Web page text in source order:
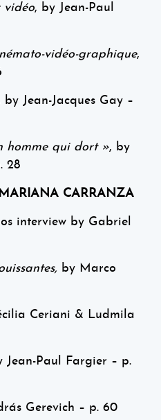
vidéo, by Jean-Paul
vidéo-graphique,
by Jean-Jacques Gay –
homme qui dort », by
28
MARIANA CARRANZA
interview by Gabriel
by Marco
Ceriani & Ludmila
Jean-Paul Fargier – p.
Gerevich – p. 60